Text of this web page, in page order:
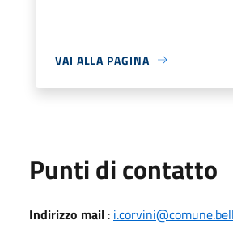
VAI ALLA PAGINA
Punti di contatto
Indirizzo mail :